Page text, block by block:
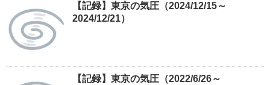
【記録】東京の気圧（2024/12/15～
2024/12/21）
【記録】東京の気圧（2022/6/26～